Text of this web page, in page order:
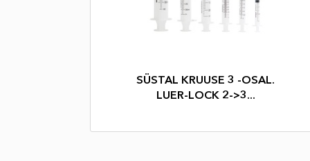
SÜSTAL KRUUSE 3 -OSAL.
LUER-LOCK 2->3...